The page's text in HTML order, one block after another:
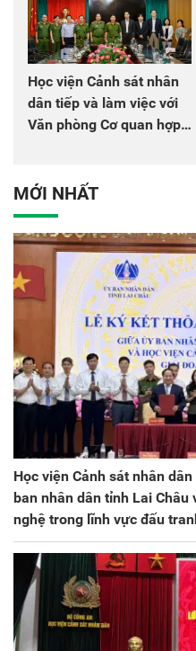
Học viện Cảnh sát nhân
dân tiếp và làm việc với
Văn phòng Cơ quan hợp
MỚI NHẤT
Học viện Cảnh sát nhân
ban nhân dân tỉnh Lai
nghệ trong lĩnh vực đấu